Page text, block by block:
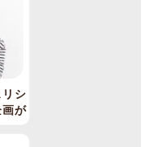
シ
が